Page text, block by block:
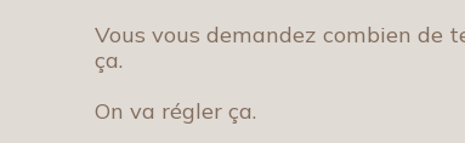
Vous vous demandez combien de
ça.
On va régler ça.